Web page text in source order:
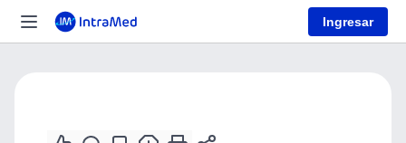
Ingresar